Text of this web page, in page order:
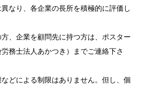
なり、各企業の長所を積極的に評価し
、企業を顧問先に持つ方は、ポスター
務士法人あかつき）までご連絡下さ
どによる制限はありません。但し、個